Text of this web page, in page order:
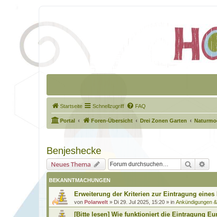
Startseite Schnellzugriff FAQ
Portal Foren-Übersicht Drei Zonen Garten
Benjeshecke
Neues Thema Suche
BEKANNTMACHUNGEN
Erweiterung der Kriterien zur Eintragung eines
von Polarwelt » Di 29. Jul 2025, 15:20 » in Ankündigungen
[Bitte lesen] Wie funktioniert die Eintragung